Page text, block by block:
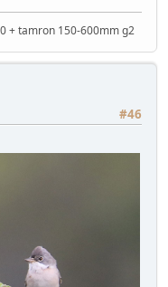
+ tamron 150-600mm g2
#46